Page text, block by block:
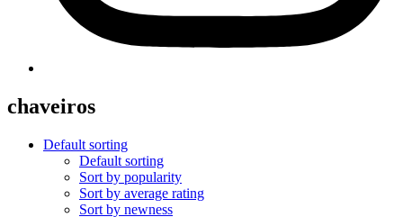
chaveiros
Default sorting
Default sorting
Sort by popularity
Sort by average rating
Sort by newness